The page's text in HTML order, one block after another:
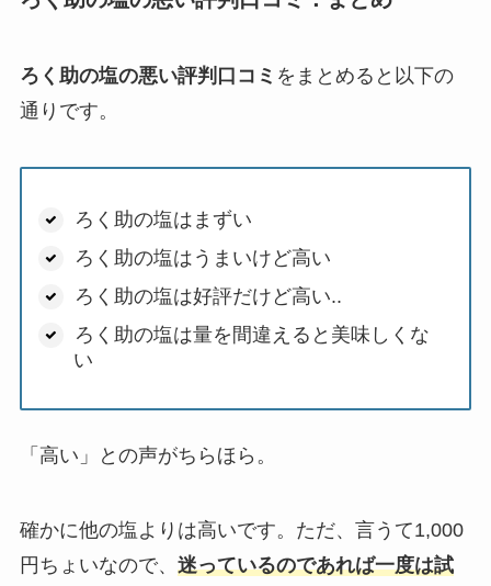
ろく助の塩の悪い評判口コミ をまとめると以下の
通りです。
ろく助の塩はまずい
ろく助の塩はうまいけど高い
ろく助の塩は好評だけど高い..
ろく助の塩は量を間違えると美味しくな
い
「高い」との声がちらほら。
確かに他の塩よりは高いです。ただ、言うて1,000
円ちょいなので、 迷っているのであれば一度は試